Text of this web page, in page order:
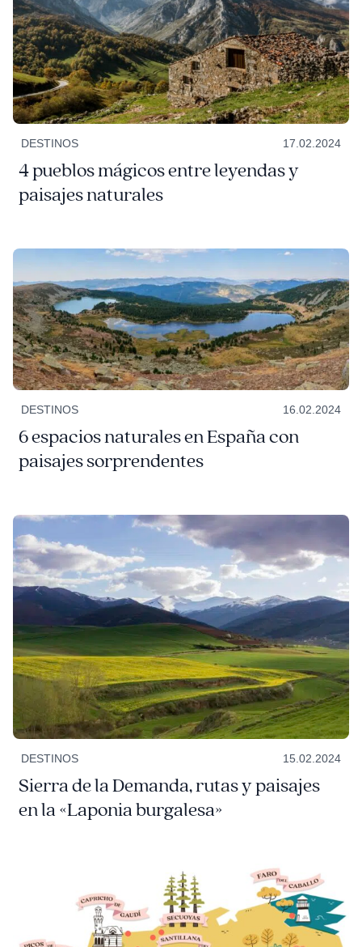
DESTINOS 17.02.2024
4 pueblos mágicos entre leyendas y
paisajes naturales
DESTINOS 16.02.2024
6 espacios naturales en España con
paisajes sorprendentes
DESTINOS 15.02.2024
Sierra de la Demanda, rutas y paisajes
en la «Laponia burgalesa»